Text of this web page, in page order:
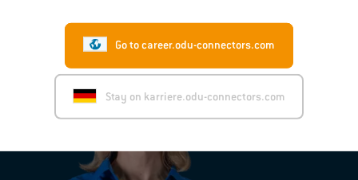
Go to career.odu-connectors.com
Stay on karriere.odu-connectors.com